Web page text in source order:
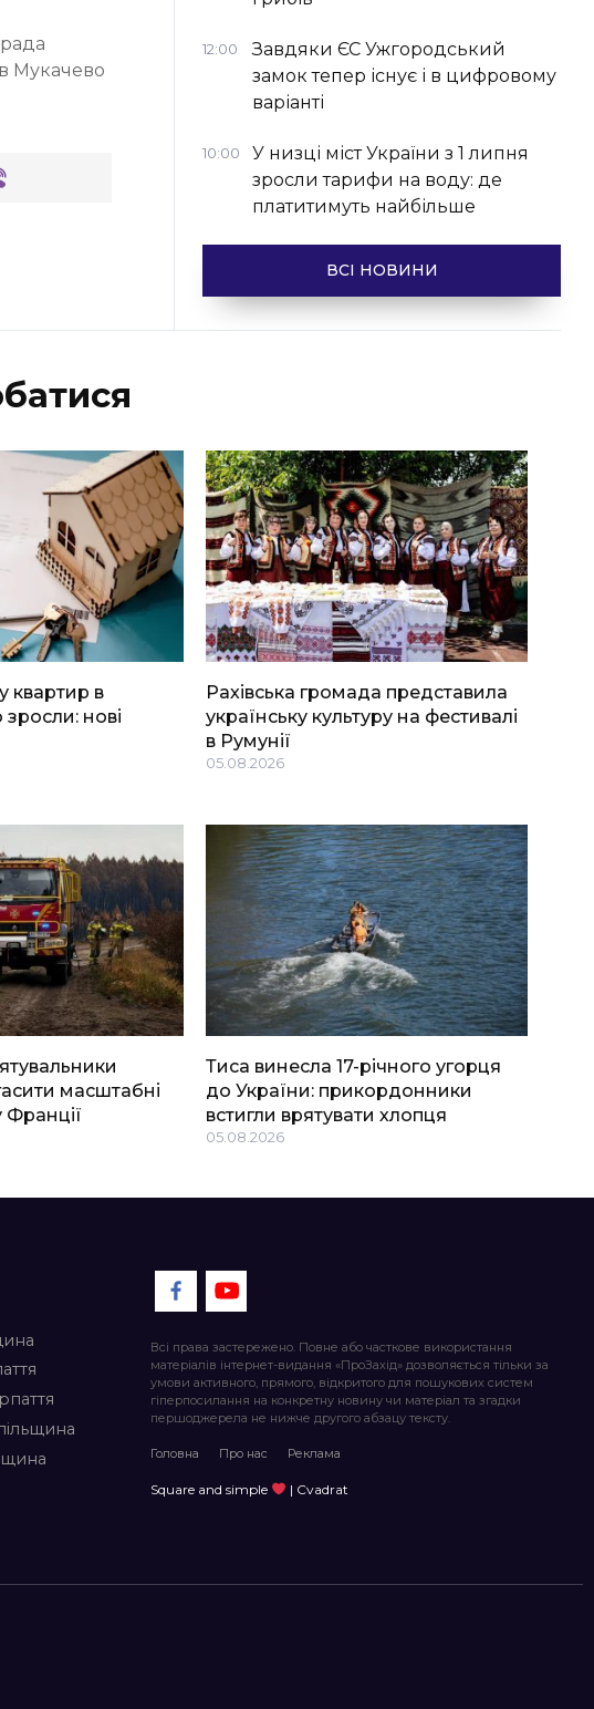
Мукачево
12:00
Завдяки ЄС Ужгородський
замок тепер існує і в цифровому
варіанті
10:00
У низці міст України з 1 липня
зросли тарифи на воду: де
платитимуть найбільше
ВСІ НОВИНИ
квартир в
зросли: нові
Рахівська громада представила
українську культуру на фестивалі
в Румунії
05.08.2026
масштабні
Франції
Тиса винесла 17-річного угорця
до України: прикордонники
встигли врятувати хлопця
05.08.2026
Всі права застережено. Повне або часткове використання
матеріалів інтернет-видання «ПроЗахід» дозволяється тільки за
умови активного, прямого, відкритого для пошукових систем
гіперпосилання на конкретну новину чи матеріал та згадки
першоджерела не нижче другого абзацу тексту.
Головна Про нас Реклама
Square and simple | Cvadrat